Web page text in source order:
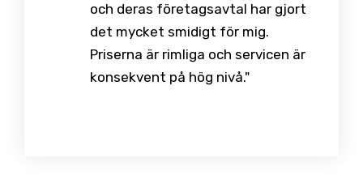
och deras företagsavtal har gjort
det mycket smidigt för mig.
Priserna är rimliga och servicen är
konsekvent på hög nivå."